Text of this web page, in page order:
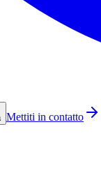
Mettiti in contatto